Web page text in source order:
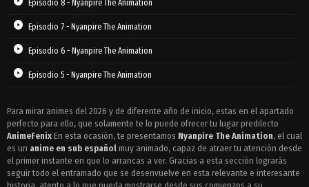
Episodio 8 - Nyanpire The Animation
Episodio 7 - Nyanpire The Animation
Episodio 6 - Nyanpire The Animation
Episodio 5 - Nyanpire The Animation
Episodio 3 - Nyanpire The Animation
Episodio 2 - Nyanpire The Animation
Episodio 1 - Nyanpire The Animation
Para mirar animes del 2026 y de diferente año de inicio, estas en el apartado
perfecto para ello, que solamente te lo puede ofrecer tu lugar predilecto
AnimeFenix En esta ocasión, te presentamos Nyanpire The Animation, el cual
es un anime en sub español muy animado, capaz de atraer tu atención desde
el primer instante en que lo arrancas a ver. Gracias a esta sección lograrás
seguir todo el entramado que se desenvuelve en esta relevante e interesante